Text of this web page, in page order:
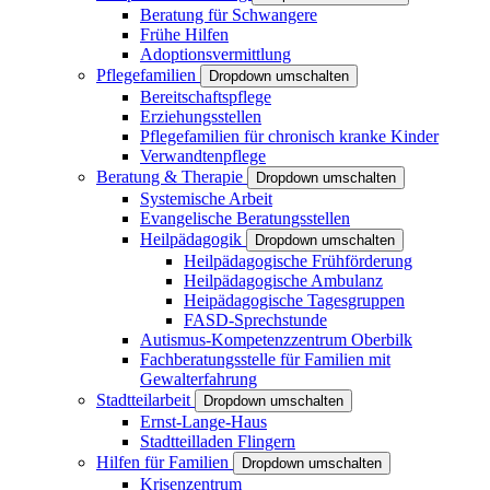
Beratung für Schwangere
Frühe Hilfen
Adoptionsvermittlung
Pflegefamilien
Dropdown umschalten
Bereitschaftspflege
Erziehungsstellen
Pflegefamilien für chronisch kranke Kinder
Verwandtenpflege
Beratung & Therapie
Dropdown umschalten
Systemische Arbeit
Evangelische Beratungsstellen
Heilpädagogik
Dropdown umschalten
Heilpädagogische Frühförderung
Heilpädagogische Ambulanz
Heipädagogische Tagesgruppen
FASD-Sprechstunde
Autismus-Kompetenzzentrum Oberbilk
Fachberatungsstelle für Familien mit
Gewalterfahrung
Stadtteilarbeit
Dropdown umschalten
Ernst-Lange-Haus
Stadtteilladen Flingern
Hilfen für Familien
Dropdown umschalten
Krisenzentrum